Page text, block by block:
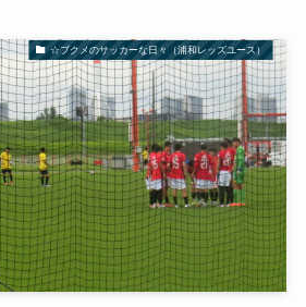
☆ブクメのサッカーな日々（浦和レッズユース）